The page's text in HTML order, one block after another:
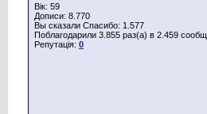
Вік: 59
Дописи: 8.770
Вы сказали Спасибо: 1.577
Поблагодарили 3.855 раз(а) в 2.459
Репутація: 0